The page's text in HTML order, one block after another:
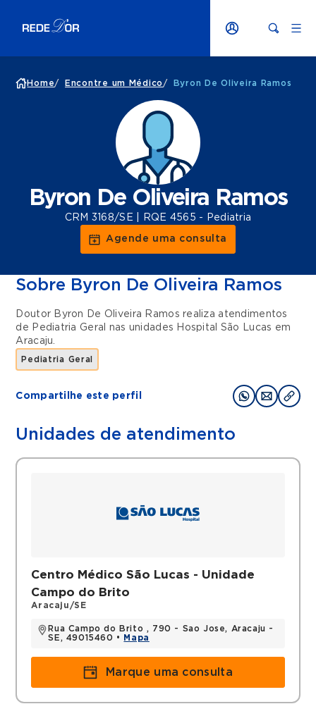
Home/ Encontre um Médico / Byron De Oliveira Ramos
Byron De Oliveira Ramos
CRM 3168/SE | RQE 4565 - Pediatria
Agende uma consulta
Sobre Byron De Oliveira Ramos
Doutor Byron De Oliveira Ramos realiza atendimentos
de Pediatria Geral nas unidades Hospital São Lucas em
Aracaju.
Pediatria Geral
Compartilhe este perfil
Unidades de atendimento
Centro Médico São Lucas - Unidade
Campo do Brito
Aracaju/SE
Rua Campo do Brito , 790 - Sao Jose, Aracaju -
SE, 49015460 •
Mapa
Marque uma consulta